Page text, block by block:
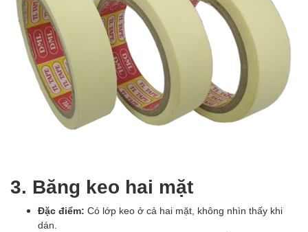
3. Băng keo hai mặt
Đặc điểm: Có lớp keo ở cả hai mặt, không nhìn thấy khi
dán.